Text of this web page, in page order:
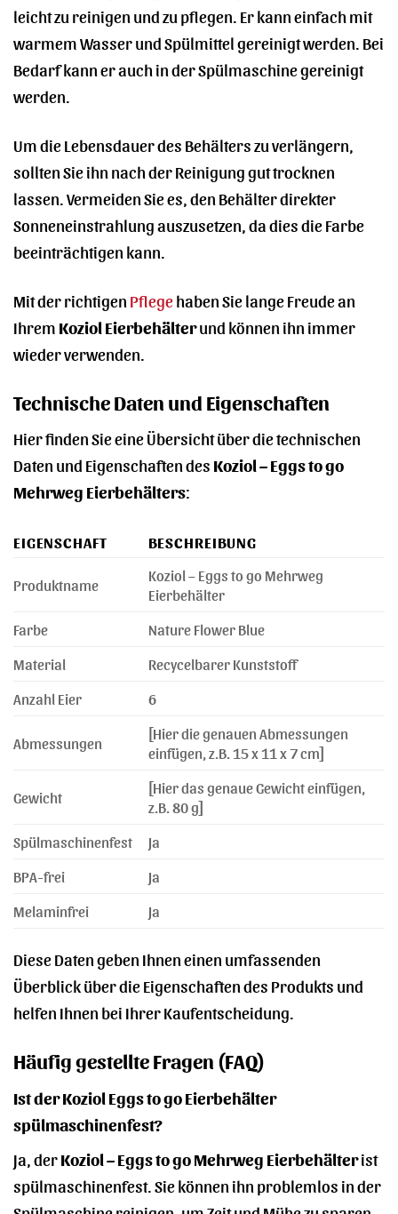
leicht zu reinigen und zu pflegen. Er kann einfach mit
warmem Wasser und Spülmittel gereinigt werden. Bei
Bedarf kann er auch in der Spülmaschine gereinigt
werden.
Um die Lebensdauer des Behälters zu verlängern,
sollten Sie ihn nach der Reinigung gut trocknen
lassen. Vermeiden Sie es, den Behälter direkter
Sonneneinstrahlung auszusetzen, da dies die Farbe
beeinträchtigen kann.
Mit der richtigen Pflegehaben Sie lange Freude an
Ihrem Koziol Eierbehälterund können ihn immer
wieder verwenden.
Technische Daten und Eigenschaften
Hier finden Sie eine Übersicht über die technischen
Daten und Eigenschaften des Koziol – Eggs to go
Mehrweg Eierbehälters:
EIGENSCHAFT BESCHREIBUNG
Produktname
Koziol – Eggs to go Mehrweg
Eierbehälter
Farbe
Nature Flower Blue
Material
Recycelbarer Kunststoff
Anzahl Eier
6
Abmessungen
[Hier die genauen Abmessungen
einfügen, z.B. 15 x 11 x 7 cm]
Gewicht
[Hier das genaue Gewicht einfügen,
z.B. 80 g]
Spülmaschinenfest
Ja
BPA-frei
Ja
Melaminfrei
Ja
Diese Daten geben Ihnen einen umfassenden
Überblick über die Eigenschaften des Produkts und
helfen Ihnen bei Ihrer Kaufentscheidung.
Häufig gestellte Fragen (FAQ)
Ist der Koziol Eggs to go Eierbehälter
spülmaschinenfest?
Ja, derKoziol – Eggs to go Mehrweg Eierbehälterist
spülmaschinenfest. Sie können ihn problemlos in der